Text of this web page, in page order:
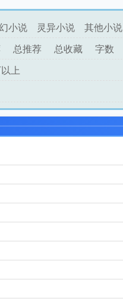
小说 灵异小说
其他小说
总推荐 总收藏 字数
上